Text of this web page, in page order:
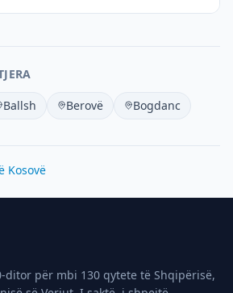
Ballsh Berovë Bogdanc
Kosovë
ditor për mbi 130 qytete të Shqipërisë,